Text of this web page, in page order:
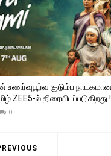
குடும்ப நாடகமான
ZEE5-ல் திரையிடப்படுகிறது !
0